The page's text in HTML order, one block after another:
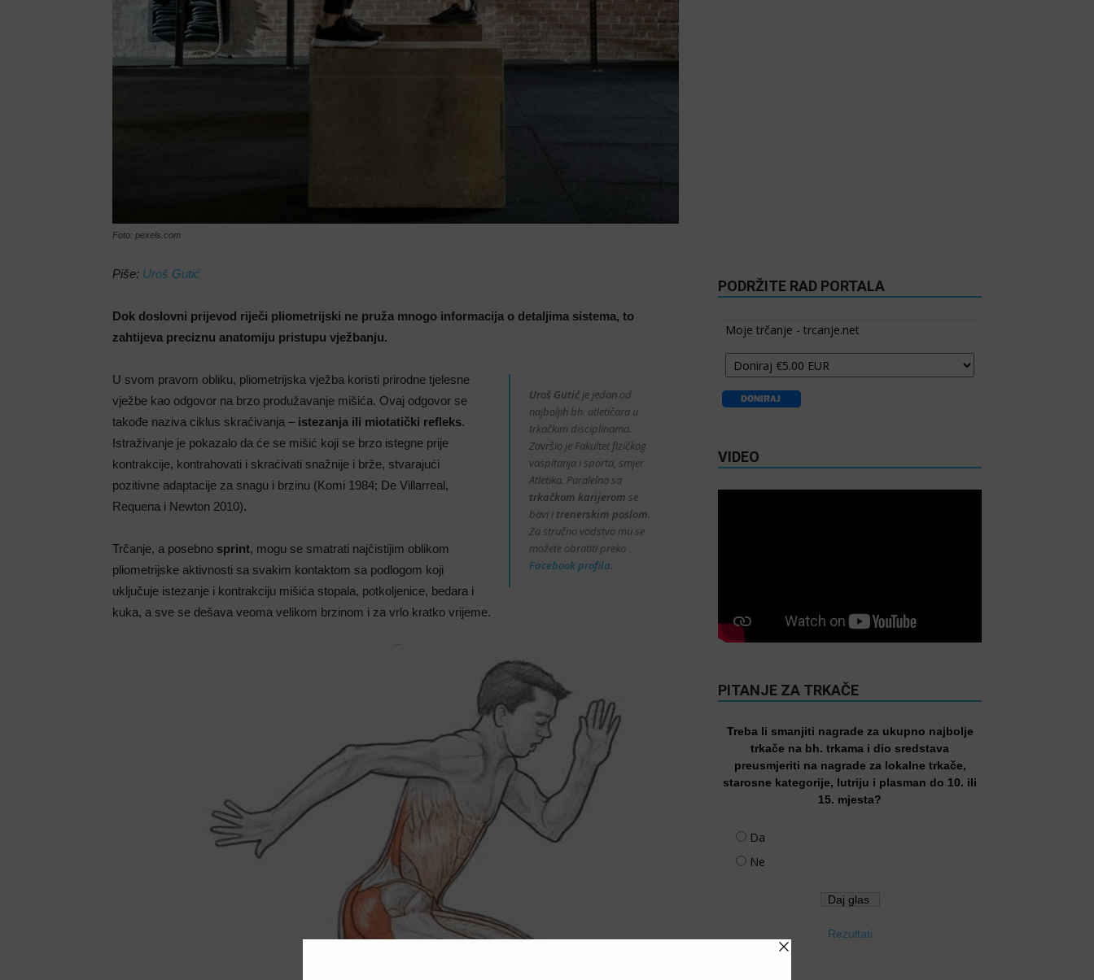
Foto: pexels.com
Piše: Uroš Gutić
Dok doslovni prijevod riječi pliometrijski ne pruža mnogo informacija o detaljima sistema, to
zahtijeva preciznu anatomiju pristupu vježbanju.
Uroš Gutić je jedan od
najboljih bh. atletičara u
trkačkim disciplinama.
Završio je Fakultet fizičkog
vaspitanja i sporta, smjer
Atletika. Paralelno sa
trkačkom karijerom se
bavi i trenerskim poslom.
Za stručno vodstvo mu se
možete obratiti preko
Facebook profila.
U svom pravom obliku, pliometrijska vježba koristi prirodne tjelesne
vježbe kao odgovor na brzo produžavanje mišića. Ovaj odgovor se
takođe naziva ciklus skraćivanja – istezanja ili miotatički refleks.
Istraživanje je pokazalo da će se mišić koji se brzo istegne prije
kontrakcije, kontrahovati i skraćivati ​​snažnije i brže, stvarajući
pozitivne adaptacije za snagu i brzinu (Komi 1984; De Villarreal,
Requena i Newton 2010).
Trčanje, a posebno sprint, mogu se smatrati najčistijim oblikom
pliometrijske aktivnosti sa svakim kontaktom sa podlogom koji
uključuje istezanje i kontrakciju mišića stopala, potkoljenice, bedara i
kuka, a sve se dešava veoma velikom brzinom i za vrlo kratko vrijeme.
PODRŽITE RAD PORTALA
Moje trčanje - trcanje.net
VIDEO
PITANJE ZA TRKAČE
Treba li smanjiti nagrade za ukupno najbolje
trkače na bh. trkama i dio sredstava
preusmjeriti na nagrade za lokalne trkače,
starosne kategorije, lutriju i plasman do 10. ili
15. mjesta?
Da
Ne
Rezultati